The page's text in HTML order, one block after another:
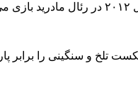
تلخ و سنگینی را